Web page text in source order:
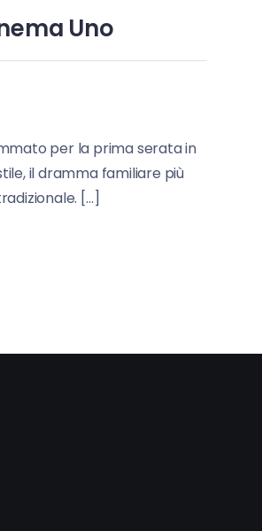
Uno
per la prima serata in
il dramma familiare più
[…]